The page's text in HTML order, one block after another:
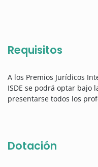
Requisitos
A los Premios Jurídicos
ISDE se podrá optar bajo
presentarse todos los
Dotación